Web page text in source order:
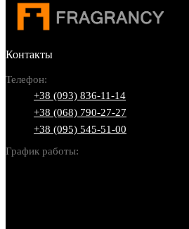
Контакты
Телефон:
+38 (093) 836-11-14
+38 (068) 790-27-27
+38 (095) 545-51-00
График работы: